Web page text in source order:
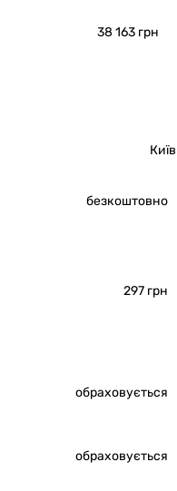
38 163 грн
Київ
безкоштовно
297 грн
обраховується
обраховується